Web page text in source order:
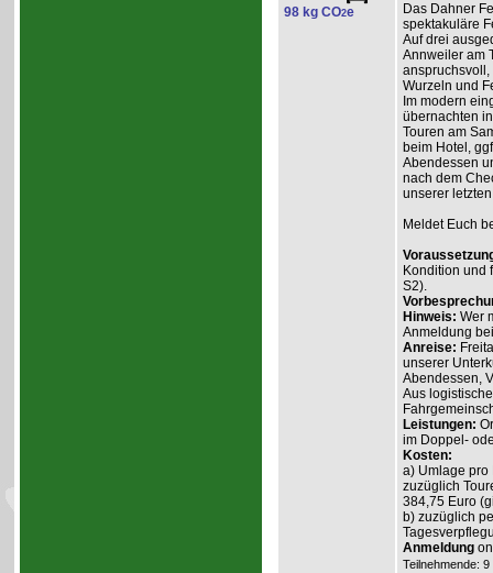
98 kg CO2e
Das Dahner
spektakuläre
Auf drei
Annweiler am
Wurzeln und
Im modern
übernachten
Touren am
beim Hotel,
Abendessen
nach dem
unserer
Meldet Euch
Kondition und
S2).
Hinweis: Wer
Anmeldung
Anreise:
unserer
Abendessen,
Aus
Leistungen:
im Doppel-
Kosten:
a) Umlage pro
zuzüglich
384,75 Euro
b) zuzüglich
Anmeldung
Teilnehmende: